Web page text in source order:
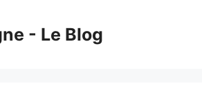
- Le Blog